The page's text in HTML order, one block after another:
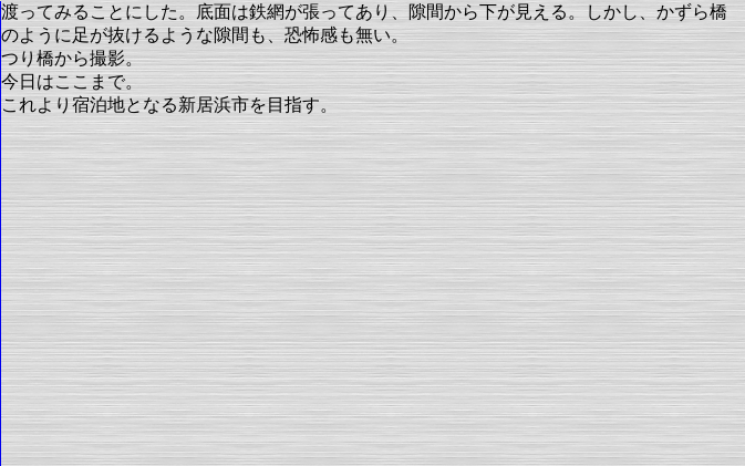
渡ってみることにした。底面は鉄網が張ってあり、隙間から下が見える。しかし、かずら橋
のように足が抜けるような隙間も、恐怖感も無い。
つり橋から撮影。
今日はここまで。
これより宿泊地となる新居浜市を目指す。